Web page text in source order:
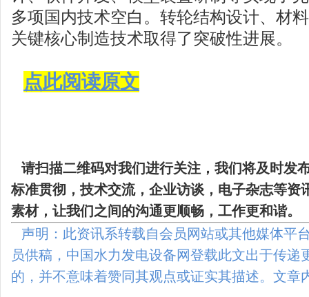
多项国内技术空白。转轮结构设计、材
关键核心制造技术取得了突破性进展。
点此阅读原文
请扫描二维码对我们进行关注，我们将及时发
标准贯彻，技术交流，企业访谈，电子杂志等资
素材，让我们之间的沟通更顺畅，工作更和谐。
声明：此资讯系转载自会员网站或其他媒体平
员供稿，中国水力发电设备网登载此文出于传递
的，并不意味着赞同其观点或证实其描述。文章